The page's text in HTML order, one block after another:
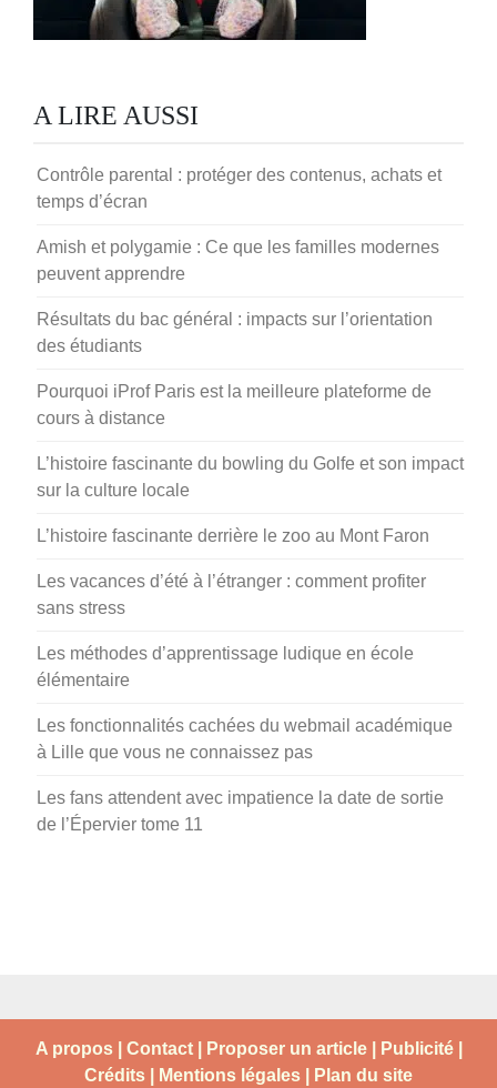
A LIRE AUSSI
Contrôle parental : protéger des contenus, achats et
temps d’écran
Amish et polygamie : Ce que les familles modernes
peuvent apprendre
Résultats du bac général : impacts sur l’orientation
des étudiants
Pourquoi iProf Paris est la meilleure plateforme de
cours à distance
L’histoire fascinante du bowling du Golfe et son impact
sur la culture locale
L’histoire fascinante derrière le zoo au Mont Faron
Les vacances d’été à l’étranger : comment profiter
sans stress
Les méthodes d’apprentissage ludique en école
élémentaire
Les fonctionnalités cachées du webmail académique
à Lille que vous ne connaissez pas
Les fans attendent avec impatience la date de sortie
de l’Épervier tome 11
A propos | Contact | Proposer un article | Publicité |
Crédits | Mentions légales |
Plan du site